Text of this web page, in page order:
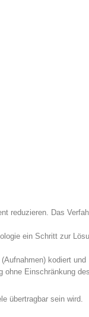
reduzieren. Das
ein Schritt zur
kodiert und
ohne Einschränkung des
übertragbar sein wird.